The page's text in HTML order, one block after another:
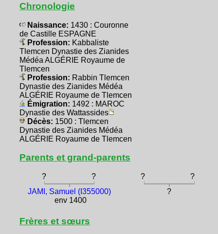
Chronologie
Naissance: 1430 : Couronne
de Castille ESPAGNE
Profession: Kabbaliste
Tlemcen Dynastie des Zianides
Médéa ALGÉRIE Royaume de
Tlemcen
Profession: Rabbin Tlemcen
Dynastie des Zianides Médéa
ALGÉRIE Royaume de Tlemcen
Émigration: 1492 : MAROC
Dynastie des Wattassides
Décès: 1500 : Tlemcen
Dynastie des Zianides Médéa
ALGÉRIE Royaume de Tlemcen
Parents et grand-parents
? ? ?
?
JAMI, Samuel (I355000)
env 1400
?
Frères et sœurs